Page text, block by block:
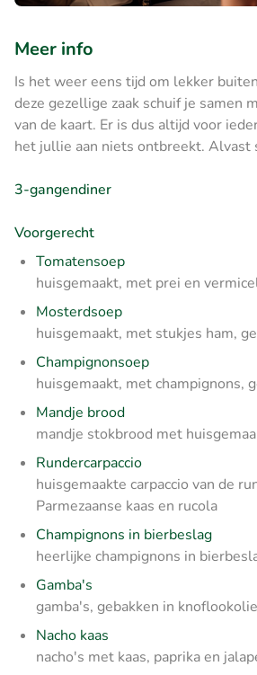
Meer info
Is het weer eens tijd om lekker
deze gezellige zaak schuif je samen
van de kaart. Er is dus altijd voor
het jullie aan niets ontbreekt. Alvast
3-gangendiner
Voorgerecht
Tomatensoep
huisgemaakt, met prei en
Mosterdsoep
huisgemaakt, met stukjes ham,
Champignonsoep
huisgemaakt, met champignons,
Mandje brood
mandje stokbrood met
Rundercarpaccio
huisgemaakte carpaccio van de
Parmezaanse kaas en rucola
Champignons in bierbeslag
heerlijke champignons in
Gamba's
gamba's, gebakken in
Nacho kaas
nacho's met kaas, paprika en